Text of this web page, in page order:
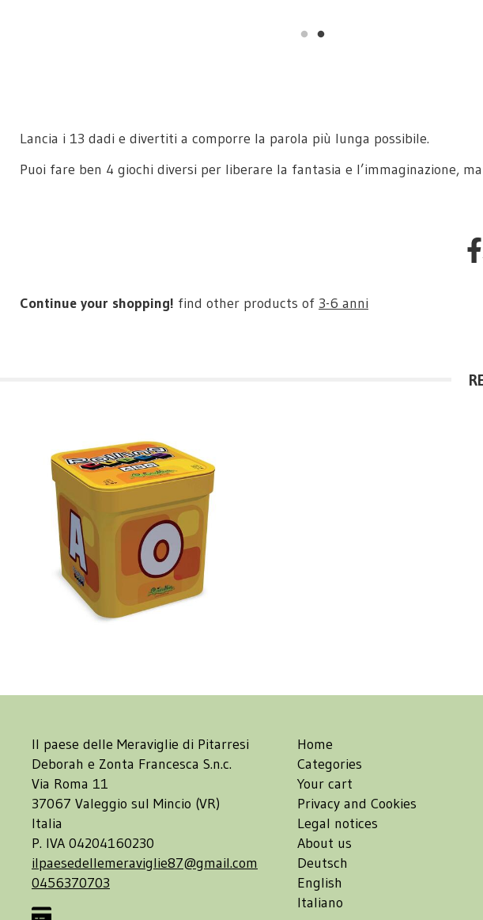
Lancia i 13 dadi e divertiti a comporre la parola più lunga possibile.
Puoi fare ben 4 giochi diversi per liberare la fantasia e l’immaginazione,
Continue your shopping! find other products of 3-6 anni
Il paese delle Meraviglie di Pitarresi
Deborah e Zonta Francesca S.n.c.
Via Roma 11
37067 Valeggio sul Mincio (VR)
Italia
P. IVA 04204160230
ilpaesedellemeraviglie87@gmail.com
0456370703
Home
Categories
Your cart
Privacy and Cookies
Legal notices
About us
Deutsch
English
Italiano